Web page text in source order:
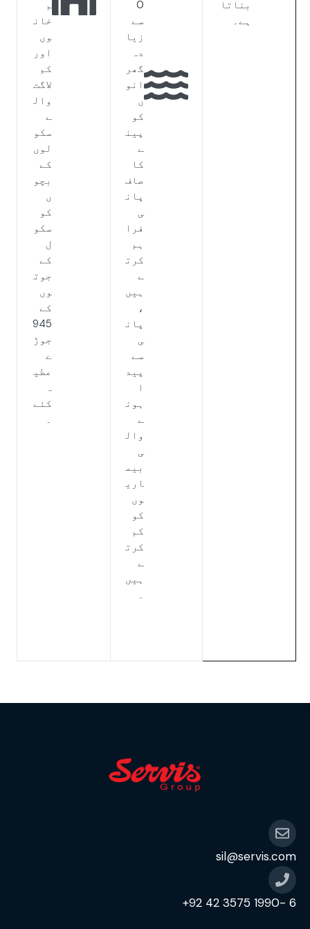
بناتا
ہے۔
0
سے
زیا
دہ
گھر
انو
ں
کو
پین
ے
کا
صاف
پان
ی
فرا
ہم
کرت
ے
ہیں
،
پان
ی
سے
پید
ا
ہون
ے
وال
ی
بیم
اری
وں
کو
کم
کرت
ے
ہیں
۔
م
خان
وں
اور
کم
لاگت
وال
ے
سکو
لوں
کے
بچو
ں
کو
سکو
ل
کے
جوت
وں
کے
945
جوڑ
ے
عطی
ہ
کئے
۔
sil@servis.com
6 -1990 3575 42 92+